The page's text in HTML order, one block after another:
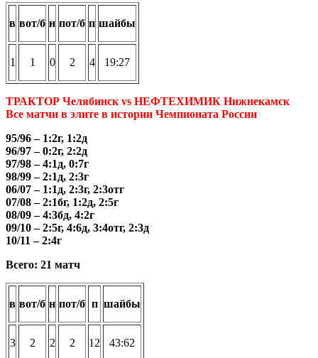
в вот/б н пот/б п шайбы
1 1 0 2 4 19:27
ТРАКТОР Челябинск vs НЕФТЕХИМИК Нижнекамск
Все матчи в элите в истории Чемпионата России
95/96 – 1:2г, 1:2д
96/97 – 0:2г, 2:2д
97/98 – 4:1д, 0:7г
98/99 – 2:1д, 2:3г
06/07 – 1:1д, 2:3г, 2:3отг
07/08 – 2:1бг, 1:2д, 2:5г
08/09 – 4:3бд, 4:2г
09/10 – 2:5г, 4:6д, 3:4отг, 2:3д
10/11 – 2:4г
Всего: 21 матч
в вот/б н пот/б п шайбы
3 2 2 2 12 43:62